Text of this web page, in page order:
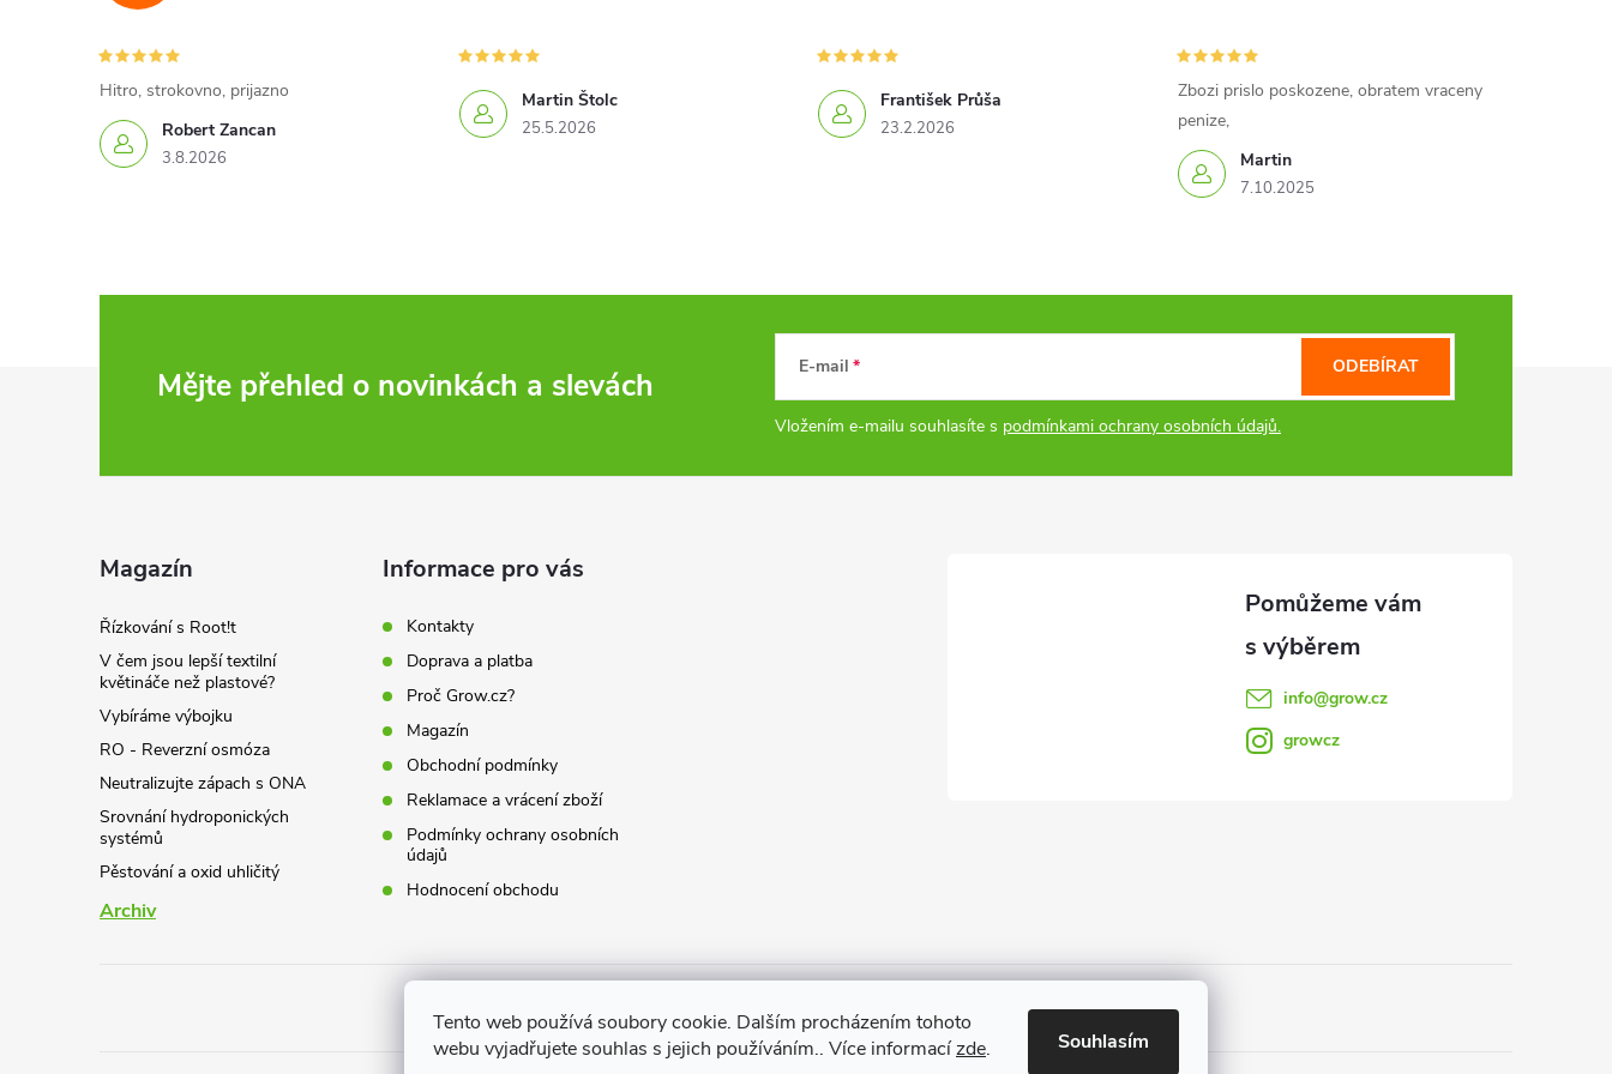
Tento web používá soubory cookie. Dalším procházením tohoto
webu vyjadřujete souhlas s jejich používáním.. Více informacízde. Souhlasím
Robert Zancan
3.8.2026
Hitro, strokovno, prijazno Martin Štolc
25.5.2026
František Průša
23.2.2026
Martin
7.10.2025
Zbozi prislo poskozene, obratem vraceny
penize,
Mějte přehled o novinkách a slevách E-mail
Vložením e-mailu souhlasíte s podmínkami ochrany osobních údajů.
ODEBÍRAT
Magazín
Řízkování s Root!t
V čem jsou lepší textilní
květináče než plastové?
Vybíráme výbojku
RO - Reverzní osmóza
Neutralizujte zápach s ONA
Srovnání hydroponických
systémů
Pěstování a oxid uhličitý
Archiv
Informace pro vás
Kontakty
Doprava a platba
Proč Grow.cz?
Magazín
Obchodní podmínky
Reklamace a vrácení zboží
Podmínky ochrany osobních
údajů
Hodnocení obchodu
info@grow.cz
growcz